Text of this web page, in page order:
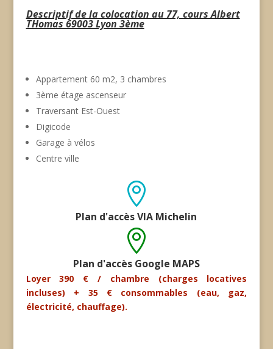
Descriptif de la colocation au 77, cours Albert
THomas 69003 Lyon 3ème
Appartement 60 m2, 3 chambres
3ème étage ascenseur
Traversant Est-Ouest
Digicode
Garage à vélos
Centre ville

Plan d'accès VIA Michelin

Plan d'accès Google MAPS
Loyer 390 € / chambre (charges locatives
incluses) + 35 € consommables (eau, gaz,
électricité, chauffage).